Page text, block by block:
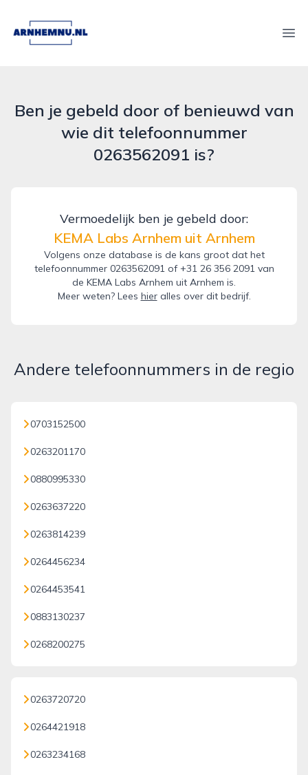
arnhemnu.nl
Ben je gebeld door of benieuwd van
wie dit telefoonnummer
0263562091 is?
Vermoedelijk ben je gebeld door:
KEMA Labs Arnhem uit Arnhem
Volgens onze database is de kans groot dat het
telefoonnummer 0263562091 of +31 26 356 2091 van
de KEMA Labs Arnhem uit Arnhem is.
Meer weten? Lees hieralles over dit bedrijf.
Andere telefoonnummers in de regio
0703152500
0263201170
0880995330
0263637220
0263814239
0264456234
0264453541
0883130237
0268200275
0263720720
0264421918
0263234168